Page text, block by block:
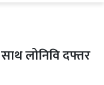
लोनिवि दफ्तर